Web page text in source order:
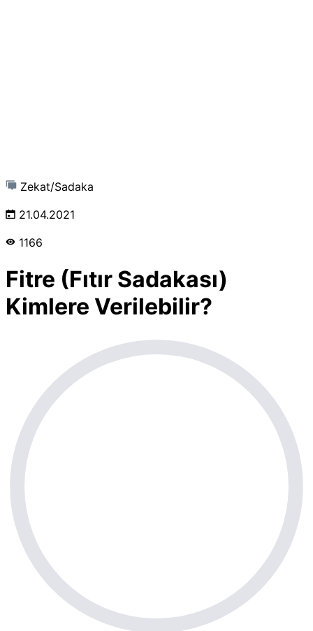
Zekat/Sadaka
21.04.2021
1166
Fitre (Fıtır Sadakası)
Kimlere Verilebilir?